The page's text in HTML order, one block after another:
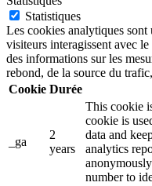
Statistiques
Les cookies analytiques
visiteurs interagissent avec
des informations sur les
rebond, de la source du
Cookie Durée
_ga
2
years
This cookie
cookie is
data and
analytics
number to